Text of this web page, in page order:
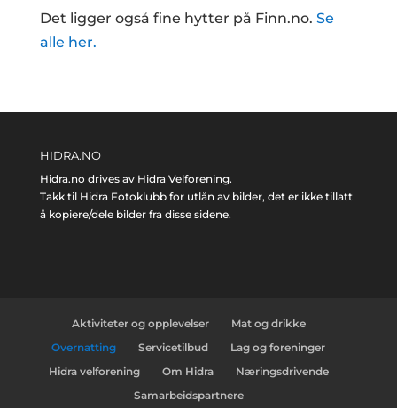
Det ligger også fine hytter på Finn.no. Se
alle her.
HIDRA.NO
Hidra.no drives av Hidra Velforening.
Takk til Hidra Fotoklubb for utlån av bilder, det er ikke tillatt
å kopiere/dele bilder fra disse sidene.
Aktiviteter og opplevelser
Mat og drikke
Overnatting
Servicetilbud
Lag og foreninger
Hidra velforening
Om Hidra
Næringsdrivende
Samarbeidspartnere